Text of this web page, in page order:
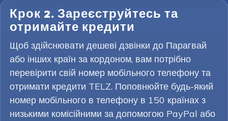
Крок 2. Зареєструйтесь та
отримайте кредити
Щоб здійснювати дешеві дзвінки до Парагвай
або інших країн за кордоном, вам потрібно
перевірити свій номер мобільного телефону та
отримати кредити TELZ. Поповнюйте будь-який
номер мобільного в телефону в 150 країнах з
низькими комісійними за допомогою PayPal або